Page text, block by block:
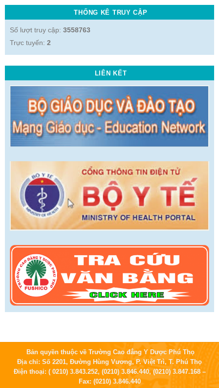
THỐNG KÊ TRUY CẬP
Số lượt truy cập: 3558763
Trực tuyến: 2
LIÊN KẾT
Bản quyền thuộc về Trường Cao đẳng Y Dược Phú Thọ
Địa chỉ: Số 2201, Đường Hùng Vương, P. Việt Trì, T. Phú Thọ
Điện thoại: ( 0210) 3.843.252, (0210) 3.846.440, (0210) 3.847.168 –
Fax: (0210) 3.846.440